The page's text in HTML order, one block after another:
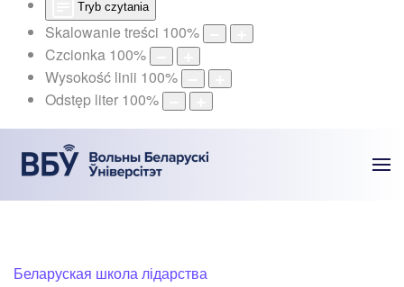
Tryb czytania
Skalowanie treści 100%
Czcionka 100%
Wysokość linii 100%
Odstęp liter 100%
Беларуская школа лідарства